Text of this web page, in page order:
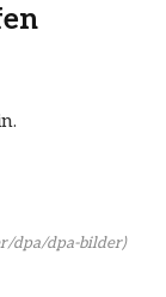
dpa/dpa-bilder)